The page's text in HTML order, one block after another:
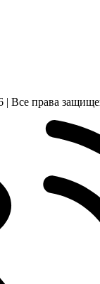
| Все права